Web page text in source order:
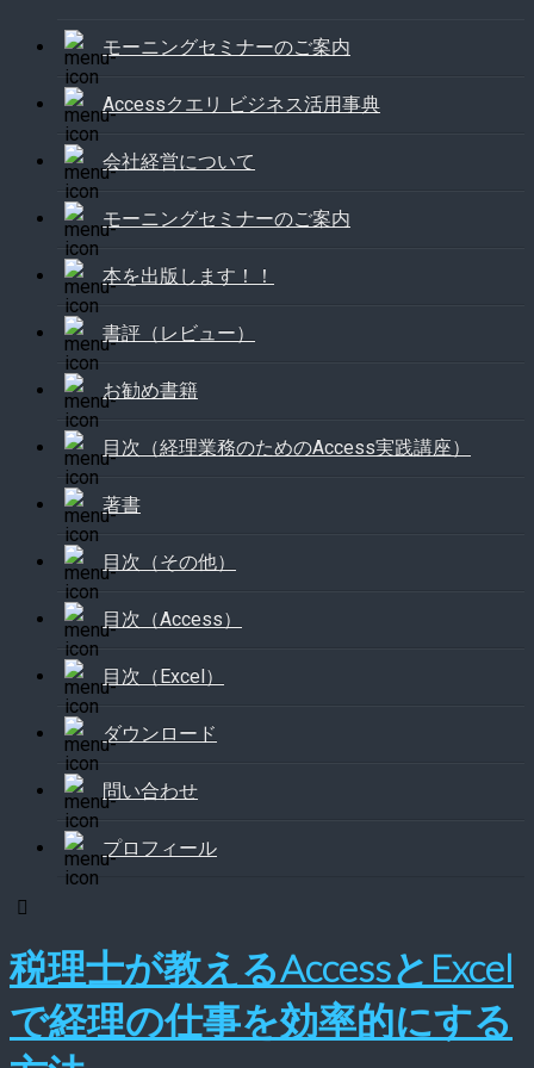
モーニングセミナーのご案内
Accessクエリ ビジネス活用事典
会社経営について
モーニングセミナーのご案内
本を出版します！！
書評（レビュー）
お勧め書籍
目次（経理業務のためのAccess実践講座）
著書
目次（その他）
目次（Access）
目次（Excel）
ダウンロード
問い合わせ
プロフィール
税理士が教えるAccessとExcel
で経理の仕事を効率的にする